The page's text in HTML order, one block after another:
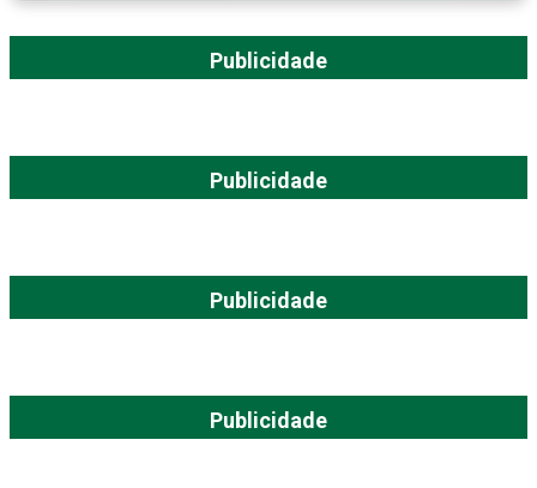
Publicidade
Publicidade
Publicidade
Publicidade